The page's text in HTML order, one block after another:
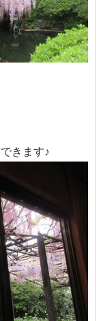
きます♪